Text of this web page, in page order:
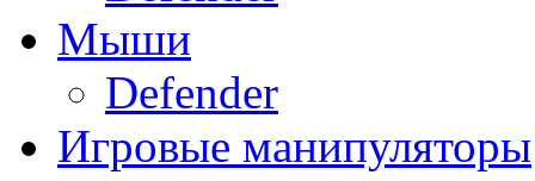
Мыши
Defender
Игровые манипуляторы